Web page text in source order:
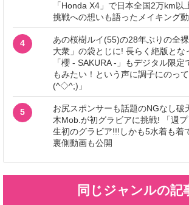
「Honda X4」で日本全国2万km以
挑戦への想いも語ったメイキング
4
あの桜樹ルイ(55)の28年ぶりの全
大衆」の袋とじに! 長らく絶版とな
「櫻 - SAKURA -」もデジタル限
もみたい！という声に調子にのっ
(^◇^;)」
5
お尻スポンサーも話題のNGなし破
木Mob.が初グラビアに挑戦! 「週
生初のグラビア!!!しかも5水着も着
裏側動画も公開
同じジャンルの記